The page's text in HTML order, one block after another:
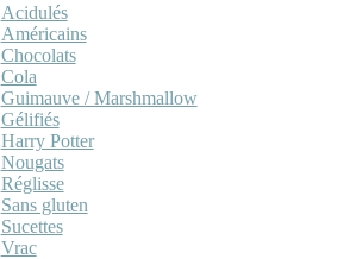
Acidulés
Américains
Chocolats
Cola
Guimauve / Marshmallow
Gélifiés
Harry Potter
Nougats
Réglisse
Sans gluten
Sucettes
Vrac